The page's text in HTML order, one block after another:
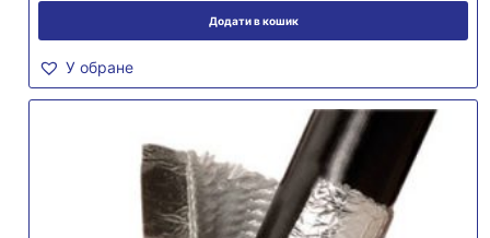
Додати в кошик
У обране